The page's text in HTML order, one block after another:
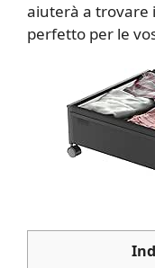
aiuterà a trovare
perfetto per le